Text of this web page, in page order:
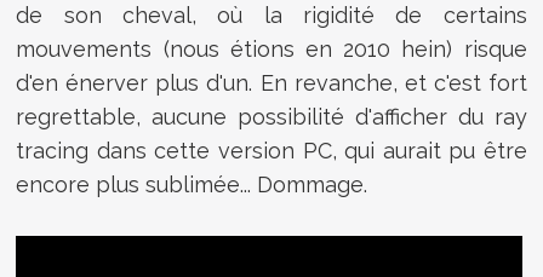
de son cheval, où la rigidité de certains
mouvements (nous étions en 2010 hein) risque
d'en énerver plus d'un. En revanche, et c'est fort
regrettable, aucune possibilité d'afficher du ray
tracing dans cette version PC, qui aurait pu être
encore plus sublimée... Dommage.